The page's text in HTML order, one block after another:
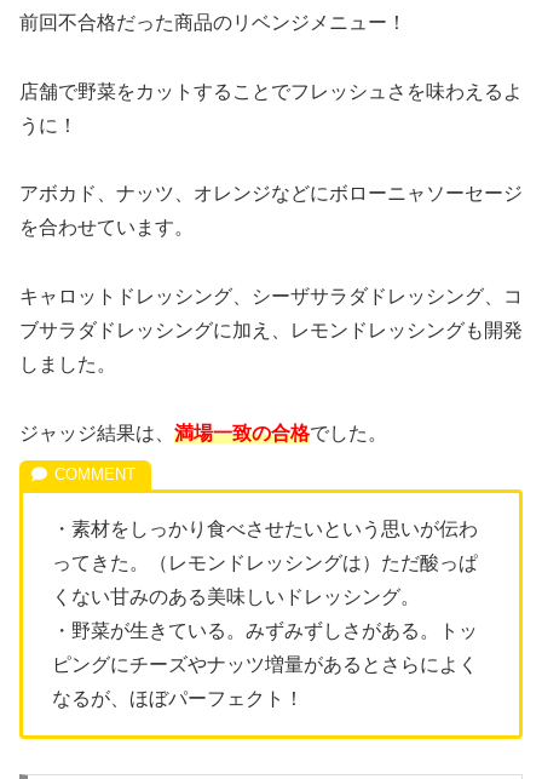
前回不合格だった商品のリベンジメニュー！
店舗で野菜をカットすることでフレッシュさを味わえるよ
うに！
アボカド、ナッツ、オレンジなどにボローニャソーセージ
を合わせています。
キャロットドレッシング、シーザサラダドレッシング、コ
ブサラダドレッシングに加え、レモンドレッシングも開発
しました。
ジャッジ結果は、 満場一致の合格でした。
・素材をしっかり食べさせたいという思いが伝わ
ってきた。（レモンドレッシングは）ただ酸っぱ
くない甘みのある美味しいドレッシング。
・野菜が生きている。みずみずしさがある。トッ
ピングにチーズやナッツ増量があるとさらによく
なるが、ほぼパーフェクト！